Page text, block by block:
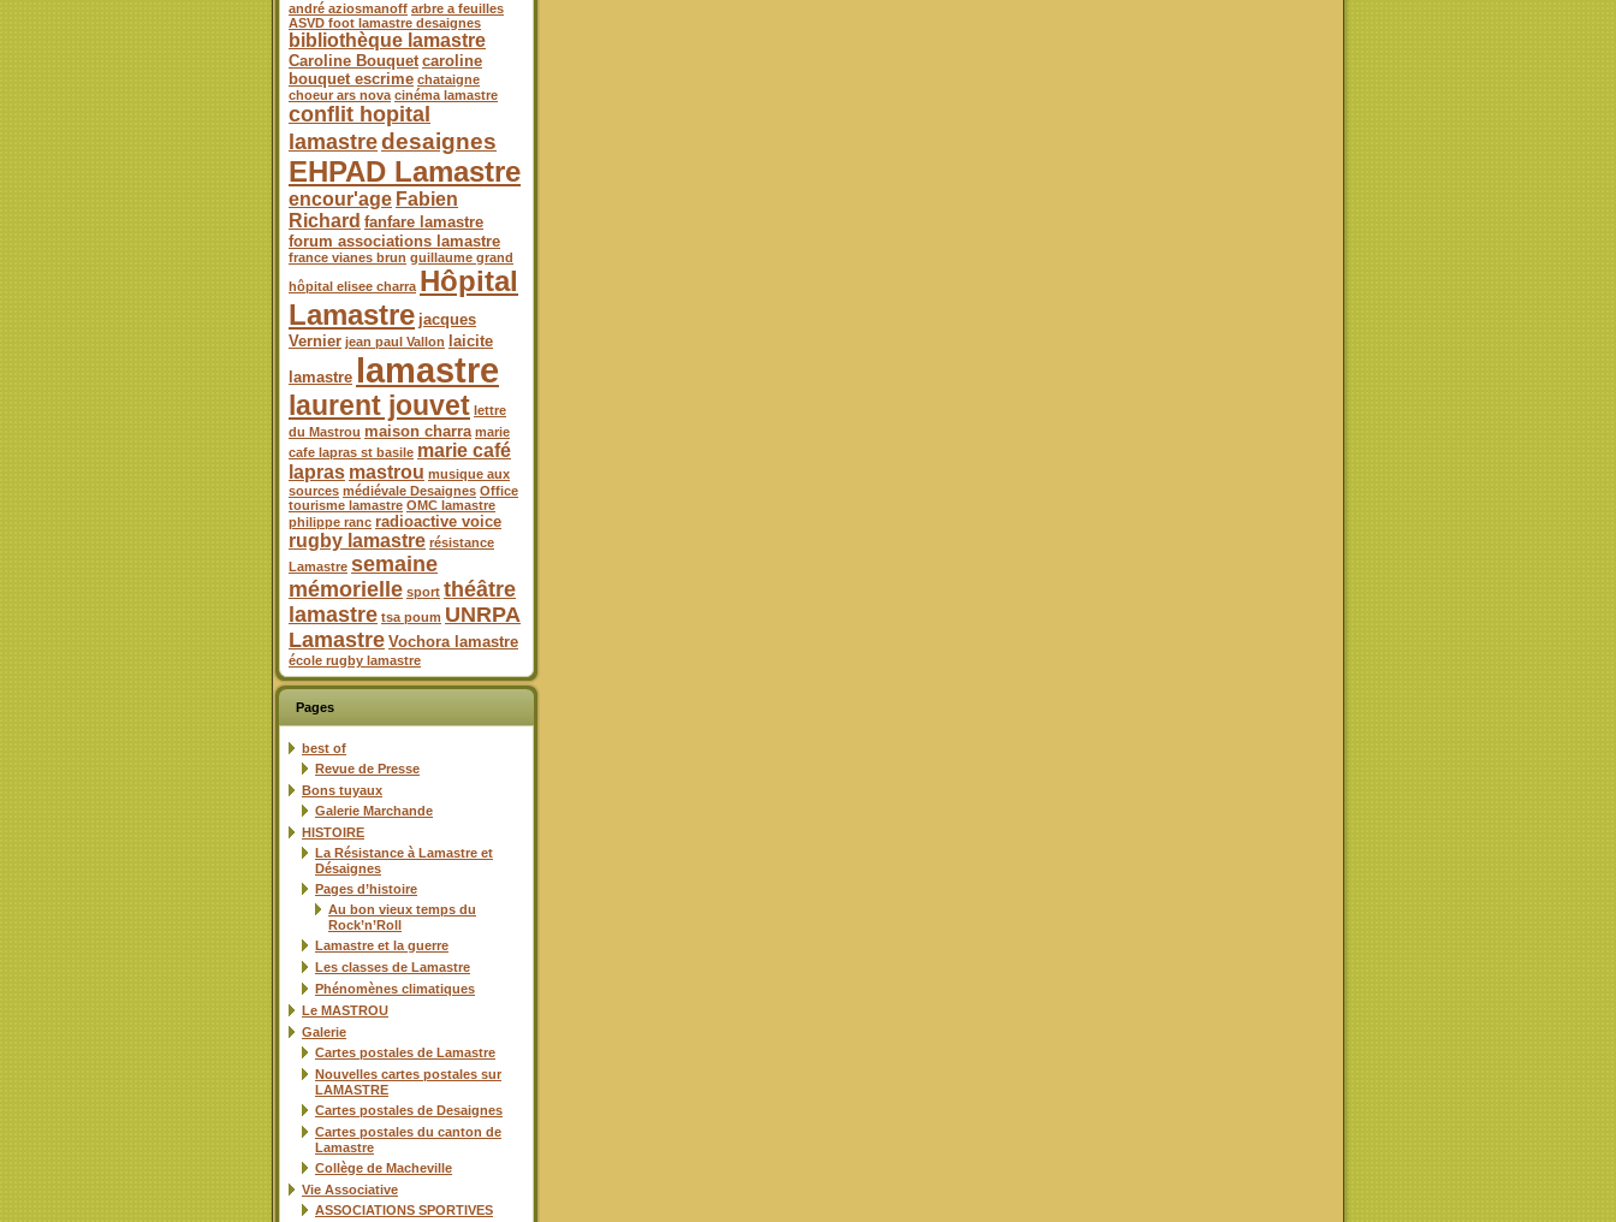
andré aziosmanoff arbre a feuilles
ASVD foot lamastre desaignes
bibliothèque lamastre
Caroline Bouquet caroline
bouquet escrime chataigne
choeur ars nova cinéma lamastre
conflit hopital
lamastredesaignes
EHPAD Lamastre
encour'age Fabien
Richard fanfare lamastre
forum associations lamastre
france vianes brun guillaume grand
hôpital elisee charra Hôpital
Lamastre jacques
Vernier jean paul Vallon
laicite
lamastre lamastre
laurent jouvet lettre
du Mastrou maison charra marie
cafe lapras st basile marie café
lapras mastrou musique aux
sources médiévale Desaignes Office
tourisme lamastre OMC lamastre
philippe ranc radioactive voice
rugby lamastre résistance
Lamastre semaine
mémorielle sport théâtre
lamastre tsa poum UNRPA
Lamastre Vochora lamastre
école rugby lamastre
Pages
best of
Revue de Presse
Bons tuyaux
Galerie Marchande
HISTOIRE
La Résistance à Lamastre et
Désaignes
Pages d’histoire
Au bon vieux temps du
Rock’n’Roll
Lamastre et la guerre
Les classes de Lamastre
Phénomènes climatiques
Le MASTROU
Galerie
Cartes postales de Lamastre
Nouvelles cartes postales sur
LAMASTRE
Cartes postales de Desaignes
Cartes postales du canton de
Lamastre
Collège de Macheville
Vie Associative
ASSOCIATIONS SPORTIVES